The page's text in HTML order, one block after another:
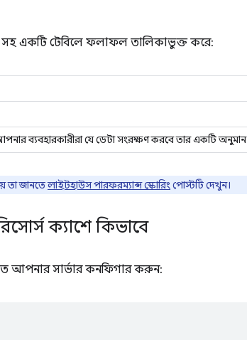
সহ একটি টেবিলে ফলাফল তালিকাভুক্ত করে:
ব্যবহারকারীরা যে ডেটা সংরক্ষণ করবে তার একটি অনুমান
তা জানতেলাইটহাউস পারফরম্যান্স স্কোরিংপোস্টটি দেখুন।
ক্যাশে কিভাবে
আপনার সার্ভার কনফিগার করুন: